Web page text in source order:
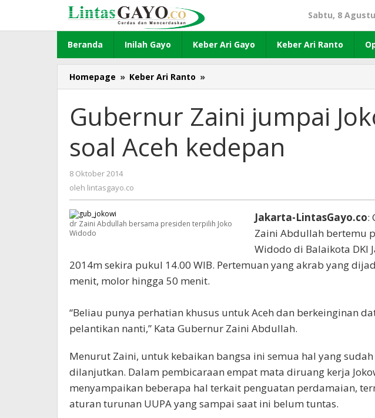
konten
Sabtu, 8
Beranda Inilah Gayo Keber Ari Gayo Keber Ari Ranto
Homepage » Keber Ari Ranto »
Zaini
Jokowi
bahas
soal
Aceh
kedepan
Gubernur Zaini jumpai
soal Aceh kedepan
8 Oktober 2014
lintasgayo.co
oleh lintasgayo.co
dr Zaini Abdullah bersama presiden terpilih Joko
Widodo
Jakarta-LintasGayo.co:
Zaini Abdullah bertemu
Widodo di Balaikota DKI
2014m sekira pukul 14.00 WIB. Pertemuan yang akrab yang
menit, molor hingga 50 menit.
“Beliau punya perhatian khusus untuk Aceh dan berkeinginan
pelantikan nanti,” Kata Gubernur Zaini Abdullah.
Menurut Zaini, untuk kebaikan bangsa ini semua hal yang
dilanjutkan. Dalam pembicaraan empat mata diruang kerja
menyampaikan beberapa hal terkait penguatan perdamaian,
aturan turunan UUPA yang sampai saat ini belum tuntas.